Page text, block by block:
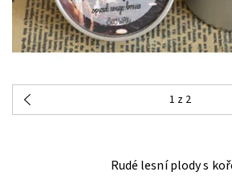
1 z 2
Rudé lesní plody s